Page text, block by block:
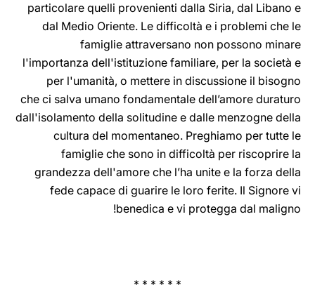
particolare ‎quelli ‎provenienti ‎dalla Siria, dal Libano ‎e
dal Medio Oriente. Le difficoltà ‎e i problemi che le
fami‎glie attraversano non possono minare
‎l'importanza dell'istituzione familiare, per ‎la società e
per l'umanità, ‎o mettere in discussione il bisogno
umano fondamenta‎le dell’amore ‎duraturo‏ ‏che ci salva
dall'isolamento della solitudine e dalle ‎menzo‎gne della
cultura del momentaneo. Preghiamo per tutte le
‎famiglie che sono in dif‎ficoltà per riscoprire la
grandezza dell'amore ‎che l’ha unite e la forza della
fede ‎capace di guarire le loro ferite. Il ‎Signore vi
benedica e vi protegga dal ‎maligno‎‏!‏
* * * * * *